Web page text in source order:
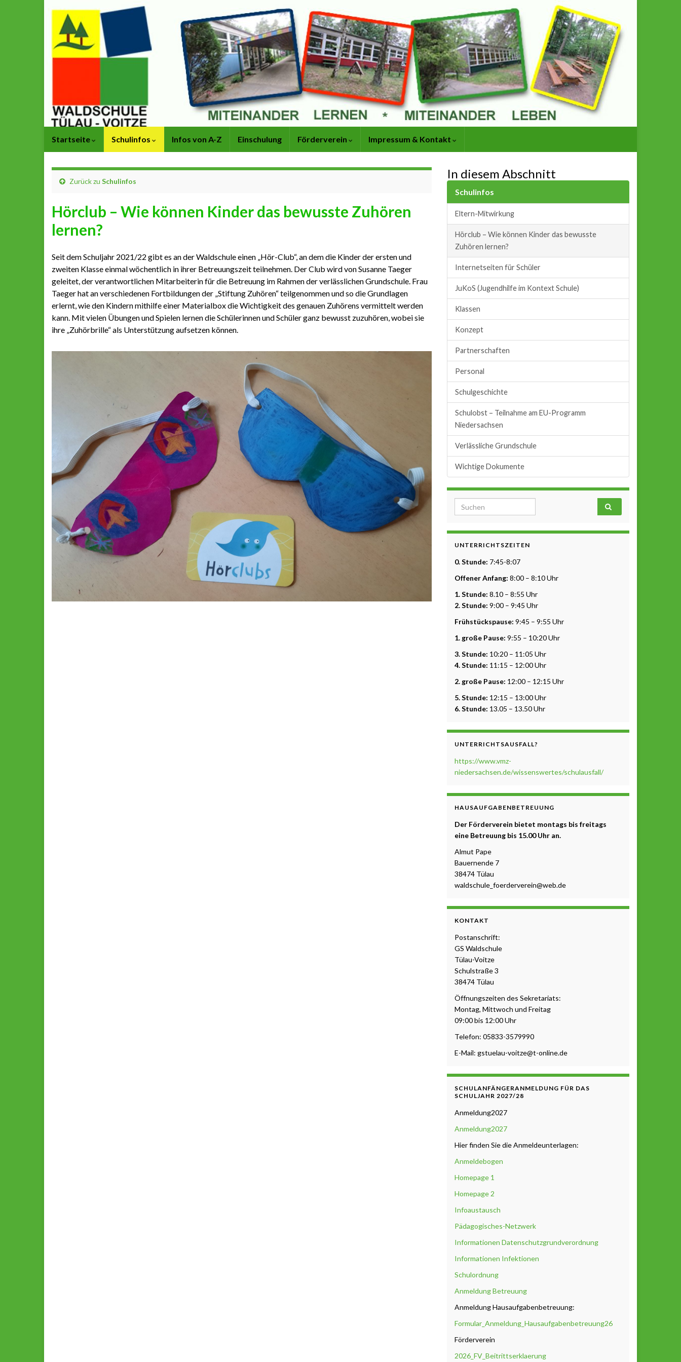
Startseite Schulinfos Infos von A-Z Einschulung Förderverein Impressum & Kontakt
Zurück zu Schulinfos
Hörclub – Wie können Kinder das bewusste Zuhören
lernen?
Seit dem Schuljahr 2021/22 gibt es an der Waldschule einen „Hör-Club“, an dem die Kinder der ersten und
zweiten Klasse einmal wöchentlich in ihrer Betreuungszeit teilnehmen. Der Club wird von Susanne Taeger
geleitet, der verantwortlichen Mitarbeiterin für die Betreuung im Rahmen der verlässlichen Grundschule. Frau
Taeger hat an verschiedenen Fortbildungen der „Stiftung Zuhören“ teilgenommen und so die Grundlagen
erlernt, wie den Kindern mithilfe einer Materialbox die Wichtigkeit des genauen Zuhörens vermittelt werden
kann. Mit vielen Übungen und Spielen lernen die Schülerinnen und Schüler ganz bewusst zuzuhören, wobei sie
ihre „Zuhörbrille“ als Unterstützung aufsetzen können.
In diesem Abschnitt
Schulinfos
Eltern-Mitwirkung
Hörclub – Wie können Kinder das bewusste
Zuhören lernen?
Internetseiten für Schüler
JuKoS (Jugendhilfe im Kontext Schule)
Klassen
Konzept
Partnerschaften
Personal
Schulgeschichte
Schulobst – Teilnahme am EU-Programm
Niedersachsen
Verlässliche Grundschule
Wichtige Dokumente
Search for:
UNTERRICHTSZEITEN
0. Stunde: 7:45-8:07
Offener Anfang: 8:00 – 8:10 Uhr
1. Stunde: 8.10 – 8:55 Uhr
2. Stunde: 9:00 – 9:45 Uhr
Frühstückspause: 9:45 – 9:55 Uhr
1. große Pause: 9:55 – 10:20 Uhr
3. Stunde: 10:20 – 11:05 Uhr
4. Stunde: 11:15 – 12:00 Uhr
2. große Pause: 12:00 – 12:15 Uhr
5. Stunde: 12:15 – 13:00 Uhr
6. Stunde: 13.05 – 13.50 Uhr
UNTERRICHTSAUSFALL?
https://www.vmz-
niedersachsen.de/wissenswertes/schulausfall/
HAUSAUFGABENBETREUUNG
Der Förderverein bietet montags bis freitags
eine Betreuung bis 15.00 Uhr an.
Almut Pape
Bauernende 7
38474 Tülau
waldschule_foerderverein@web.de
KONTAKT
Postanschrift:
GS Waldschule
Tülau-Voitze
Schulstraße 3
38474 Tülau
Öffnungszeiten des Sekretariats:
Montag, Mittwoch und Freitag
09:00 bis 12:00 Uhr
Telefon: 05833-3579990
E-Mail: gstuelau-voitze@t-online.de
SCHULANFÄNGERANMELDUNG FÜR DAS
SCHULJAHR 2027/28
Anmeldung2027
Anmeldung2027
Hier finden Sie die Anmeldeunterlagen:
Anmeldebogen
Homepage 1
Homepage 2
Infoaustausch
Pädagogisches-Netzwerk
Informationen Datenschutzgrundverordnung
Informationen Infektionen
Schulordnung
Anmeldung Betreuung
Anmeldung Hausaufgabenbetreuung:
Formular_Anmeldung_Hausaufgabenbetreuung26
Förderverein
2026_FV_Beitrittserklaerung